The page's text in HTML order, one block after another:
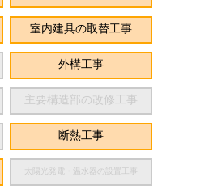
室内建具の取替工事
外構工事
主要構造部の改修工事
断熱工事
太陽光発電・温水器の設置工事